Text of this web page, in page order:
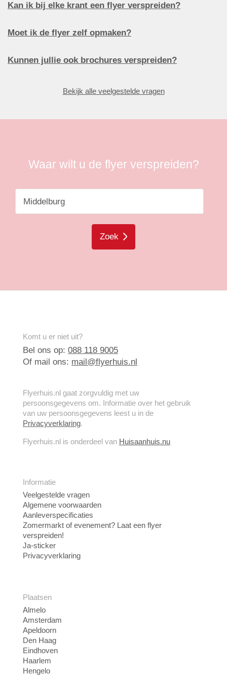
Kan ik bij elke krant een flyer verspreiden?
Moet ik de flyer zelf opmaken?
Kunnen jullie ook brochures verspreiden?
Bekijk alle veelgestelde vragen
Waar wilt u de flyer verspreiden?
Zoek
Komt u er niet uit?
Bel ons op: 088 118 9005
Of mail ons: mail@flyerhuis.nl
Flyerhuis.nl gaat zorgvuldig met uw
persoonsgegevens om. Informatie over het gebruik
van uw persoonsgegevens leest u in de
Privacyverklaring.
Flyerhuis.nl is onderdeel van Huisaanhuis.nu
Informatie
Veelgestelde vragen
Algemene voorwaarden
Aanleverspecificaties
Zomermarkt of evenement? Laat een flyer
verspreiden!
Ja-sticker
Privacyverklaring
Plaatsen
Almelo
Amsterdam
Apeldoorn
Den Haag
Eindhoven
Haarlem
Hengelo